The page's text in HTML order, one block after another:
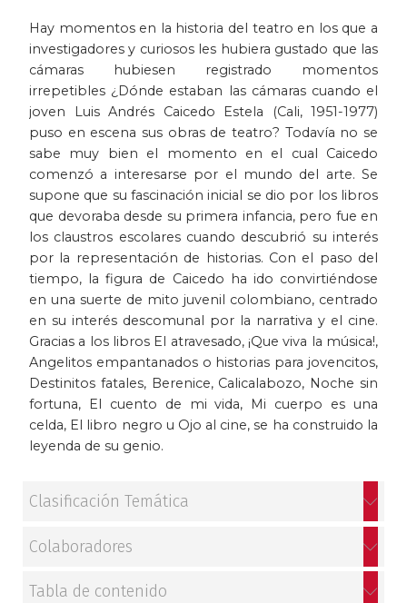
Historia
Ingeniería
Lenguas
Literatura
Matemáticas
Medicina
Medioambiente
Música
Narcotráfico
Patrimonio
Periodismo
Política y gobierno
Posconflicto
Hay momentos en la historia del teatro en los que a
investigadores y curiosos les hubiera gustado que las
cámaras hubiesen registrado momentos
irrepetibles ¿Dónde estaban las cámaras cuando el
joven Luis Andrés Caicedo Estela (Cali, 1951-1977)
puso en escena sus obras de teatro? Todavía no se
sabe muy bien el momento en el cual Caicedo
comenzó a interesarse por el mundo del arte. Se
supone que su fascinación inicial se dio por los libros
que devoraba desde su primera infancia, pero fue en
los claustros escolares cuando descubrió su interés
por la representación de historias. Con el paso del
tiempo, la figura de Caicedo ha ido convirtiéndose
en una suerte de mito juvenil colombiano, centrado
en su interés descomunal por la narrativa y el cine.
Gracias a los libros El atravesado, ¡Que viva la música!,
Angelitos empantanados o historias para jovencitos,
Destinitos fatales, Berenice, Calicalabozo, Noche sin
fortuna, El cuento de mi vida, Mi cuerpo es una
celda, El libro negro u Ojo al cine, se ha construido la
leyenda de su genio.
Clasificación Temática
Colaboradores
Tabla de contenido